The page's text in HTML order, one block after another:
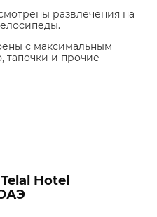
развлечения на
с максимальным
тапочки и прочие
Hotel